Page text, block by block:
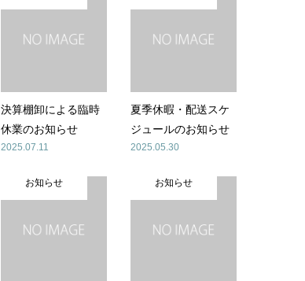
決算棚卸による臨時
休業のお知らせ
2025.07.11
夏季休暇・配送スケ
ジュールのお知らせ
2025.05.30
お知らせ お知らせ